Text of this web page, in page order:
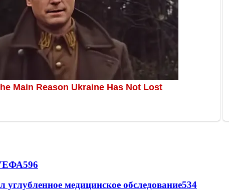
596
медицинское обследование534